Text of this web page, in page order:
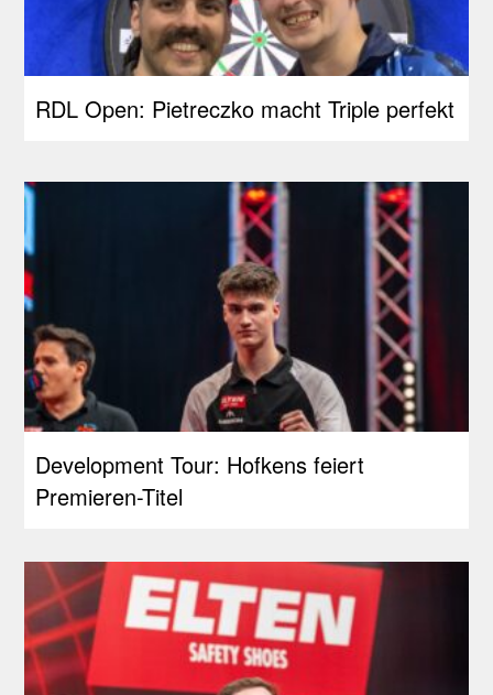
RDL Open: Pietreczko macht Triple perfekt
Development Tour: Hofkens feiert
Premieren-Titel